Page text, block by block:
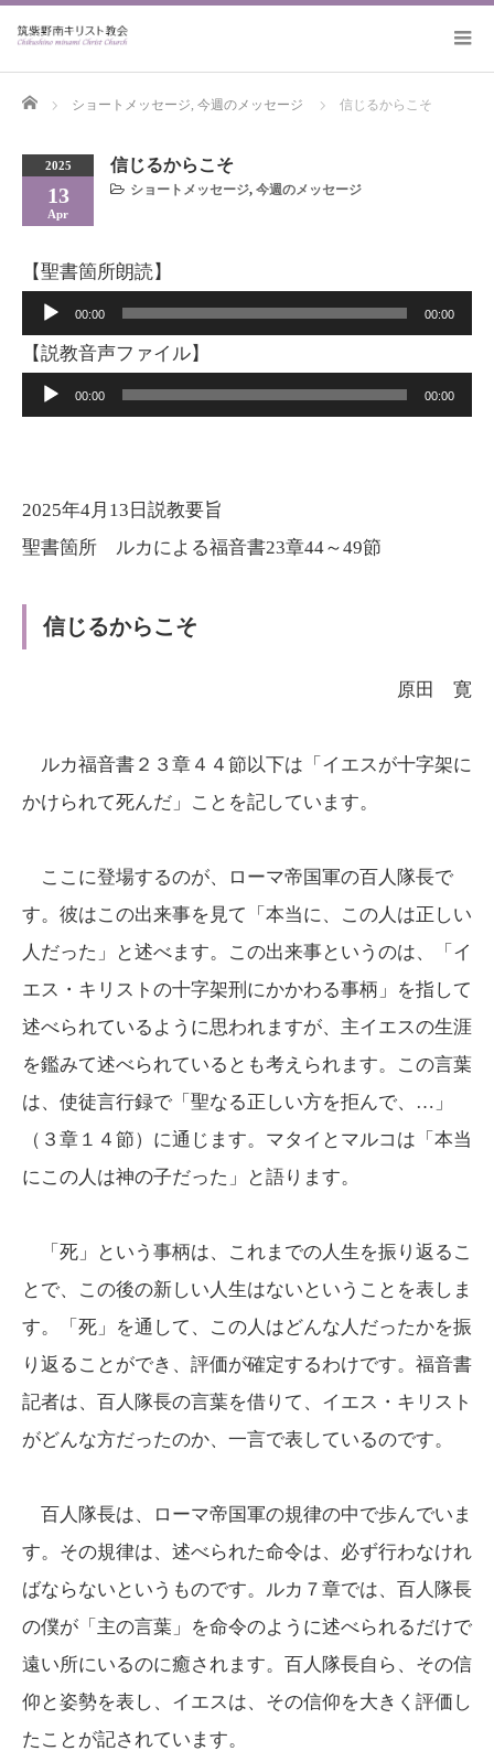
Home ショートメッセージ, 今週のメッセージ 信じるからこそ
2025
13
Apr
信じるからこそ
ショートメッセージ, 今週のメッセージ
【聖書箇所朗読】
声
レ
ー
00:00 00:00
【説教音声ファイル】
レ
ー
00:00 00:00
2025年4月13日説教要旨
聖書箇所 ルカによる福音書23章44～49節
信じるからこそ
原田 寛
ルカ福音書２３章４４節以下は「イエスが十字架に
かけられて死んだ」ことを記しています。
ここに登場するのが、ローマ帝国軍の百人隊長で
す。彼はこの出来事を見て「本当に、この人は正しい
人だった」と述べます。この出来事というのは、「イ
エス・キリストの十字架刑にかかわる事柄」を指して
述べられているように思われますが、主イエスの生涯
を鑑みて述べられているとも考えられます。この言葉
は、使徒言行録で「聖なる正しい方を拒んで、…」
（３章１４節）に通じます。マタイとマルコは「本当
にこの人は神の子だった」と語ります。
「死」という事柄は、これまでの人生を振り返るこ
とで、この後の新しい人生はないということを表しま
す。「死」を通して、この人はどんな人だったかを振
り返ることができ、評価が確定するわけです。福音書
記者は、百人隊長の言葉を借りて、イエス・キリスト
がどんな方だったのか、一言で表しているのです。
百人隊長は、ローマ帝国軍の規律の中で歩んでいま
す。その規律は、述べられた命令は、必ず行わなけれ
ばならないというものです。ルカ７章では、百人隊長
の僕が「主の言葉」を命令のように述べられるだけで
遠い所にいるのに癒されます。百人隊長自ら、その信
仰と姿勢を表し、イエスは、その信仰を大きく評価し
たことが記されています。